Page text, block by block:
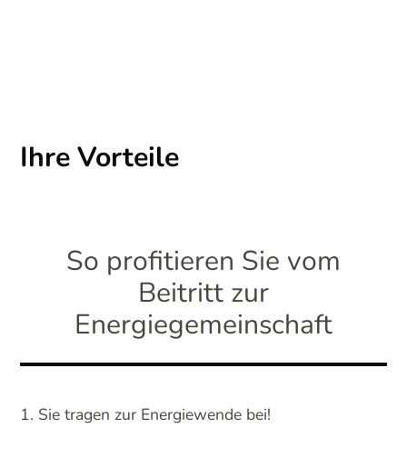
Ihre Vorteile
So profitieren Sie vom
Beitritt zur
Energiegemeinschaft
Sie tragen zur Energiewende bei!